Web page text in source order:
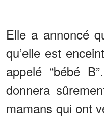
Elle a annoncé
qu’elle est
appelé “bébé
donnera
mamans qui ont